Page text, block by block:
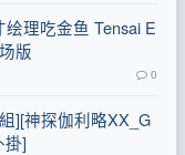
理吃金鱼 Tensai E
版
0
][神探伽利略XX_G
掛]